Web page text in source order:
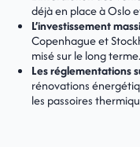
déjà en place à Oslo
L’investissement
Copenhague et
misé sur le long terme.
Les réglementations
rénovations
les passoires